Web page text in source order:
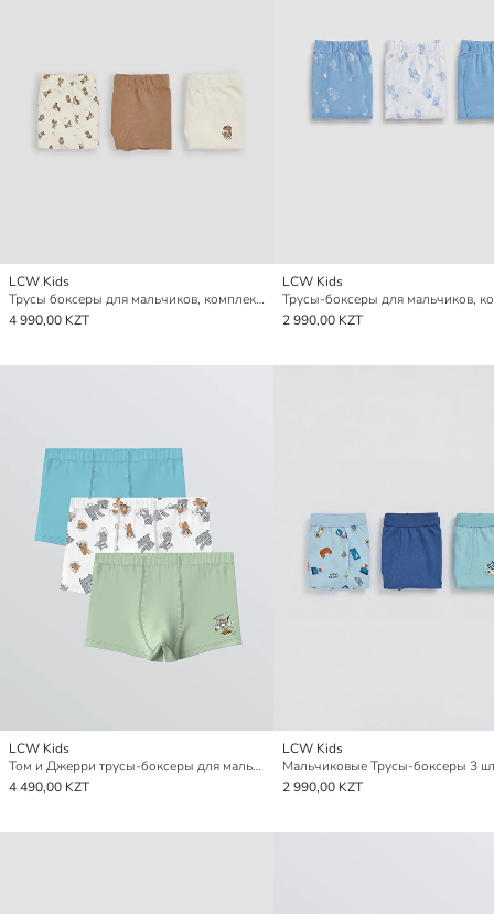
LCW Kids
Трусы боксеры для мальчиков, комплект из 3-х штук
4 990,00 KZT
LCW Kids
2 990,00 KZT
LCW Kids
Том и Джерри трусы-боксеры для мальчиков с принтом, набор из 3 штук
4 490,00 KZT
LCW Kids
Мальчиковые Трусы-боксеры 3
2 990,00 KZT